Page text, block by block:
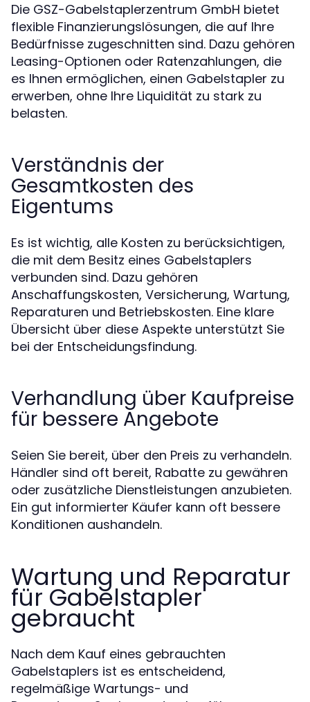
Die GSZ-Gabelstaplerzentrum GmbH bietet
flexible Finanzierungslösungen, die auf Ihre
Bedürfnisse zugeschnitten sind. Dazu gehören
Leasing-Optionen oder Ratenzahlungen, die
es Ihnen ermöglichen, einen Gabelstapler zu
erwerben, ohne Ihre Liquidität zu stark zu
belasten.
Verständnis der
Gesamtkosten des
Eigentums
Es ist wichtig, alle Kosten zu berücksichtigen,
die mit dem Besitz eines Gabelstaplers
verbunden sind. Dazu gehören
Anschaffungskosten, Versicherung, Wartung,
Reparaturen und Betriebskosten. Eine klare
Übersicht über diese Aspekte unterstützt Sie
bei der Entscheidungsfindung.
Verhandlung über Kaufpreise
für bessere Angebote
Seien Sie bereit, über den Preis zu verhandeln.
Händler sind oft bereit, Rabatte zu gewähren
oder zusätzliche Dienstleistungen anzubieten.
Ein gut informierter Käufer kann oft bessere
Konditionen aushandeln.
Wartung und Reparatur
für Gabelstapler
gebraucht
Nach dem Kauf eines gebrauchten
Gabelstaplers ist es entscheidend,
regelmäßige Wartungs- und